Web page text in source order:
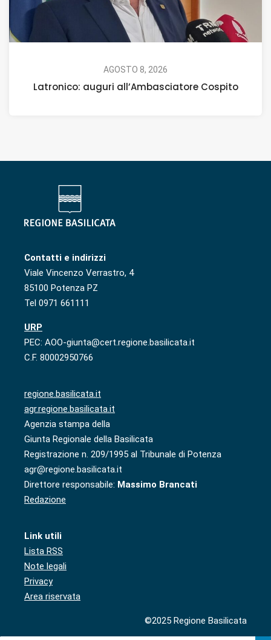
AGOSTO 8, 2026
Latronico: auguri all’Ambasciatore Cospito
Contatti e indirizzi
Viale Vincenzo Verrastro, 4
85100 Potenza PZ
Tel 0971 661111
URP
PEC: AOO-giunta@cert.regione.basilicata.it
C.F. 80002950766
regione.basilicata.it
agr.regione.basilicata.it
Agenzia stampa della
Giunta Regionale della Basilicata
Registrazione n. 209/1995 al Tribunale di Potenza
agr@regione.basilicata.it
Direttore responsabile: Massimo Brancati
Redazione
Link utili
Lista RSS
Note legali
Privacy
Area riservata
©2025 Regione Basilicata